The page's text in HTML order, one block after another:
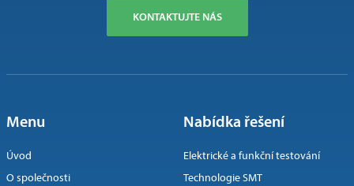
KONTAKTUJTE NÁS
Menu
Úvod
O společnosti
Nabídka řešení
Elektrické a funkční testování
Technologie SMT